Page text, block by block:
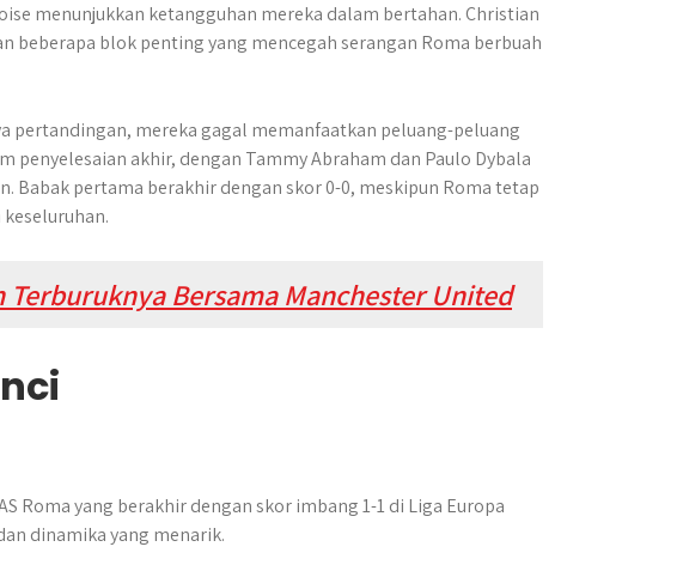
menunjukkan ketangguhan mereka dalam bertahan. Christian
beberapa blok penting yang mencegah serangan Roma berbuah
pertandingan, mereka gagal memanfaatkan peluang-peluang
akhir, dengan Tammy Abraham dan Paulo Dybala
pertama berakhir dengan skor 0-0, meskipun Roma tetap
Terburuknya Bersama Manchester United
Roma yang berakhir dengan skor imbang 1-1 di Liga Europa
dinamika yang menarik.